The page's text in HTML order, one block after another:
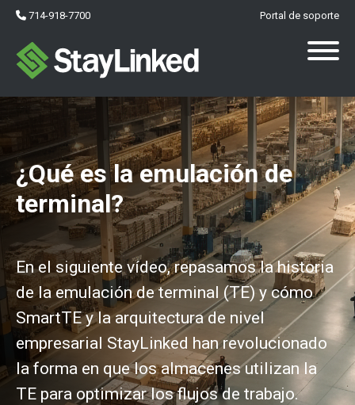
714-918-7700 Portal de soporte
¿Qué es la emulación de
terminal?
En el siguiente vídeo, repasamos la historia
de la emulación de terminal (TE) y cómo
SmartTE y la arquitectura de nivel
empresarial StayLinked han revolucionado
la forma en que los almacenes utilizan la
TE para optimizar los flujos de trabajo.